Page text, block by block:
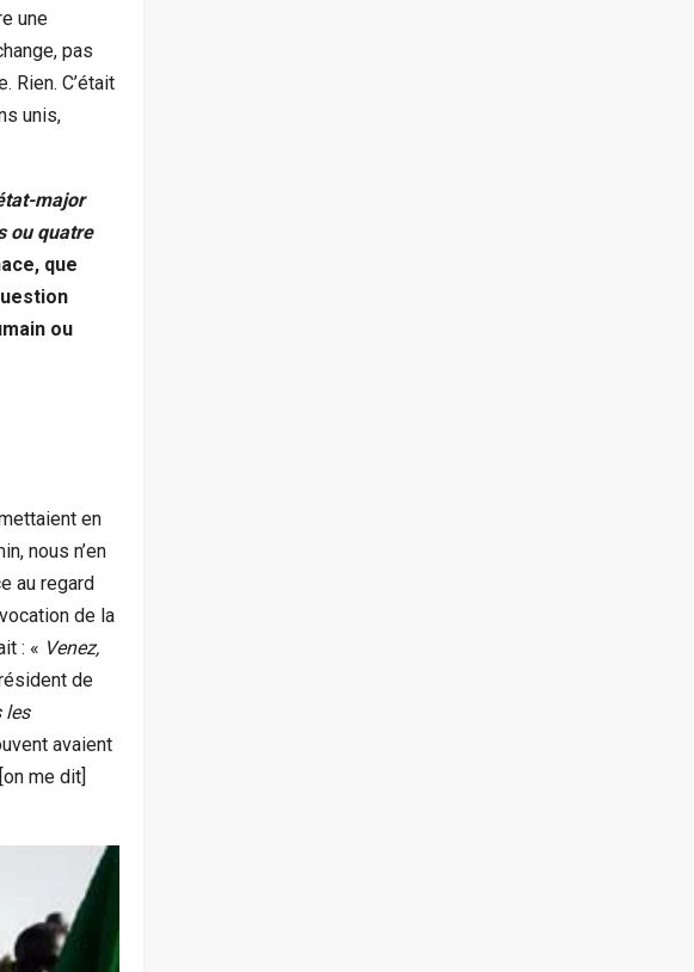
une
pas
Rien. C’était
unis,
major
ou quatre
que
ou
en
nous n’en
au regard
de la
: « Venez,
de
les
avaient
me dit]